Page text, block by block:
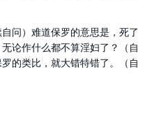
问）难道保罗的意思是，死了
论作什么都不算淫妇了？（自
的类比，就大错特错了。（自